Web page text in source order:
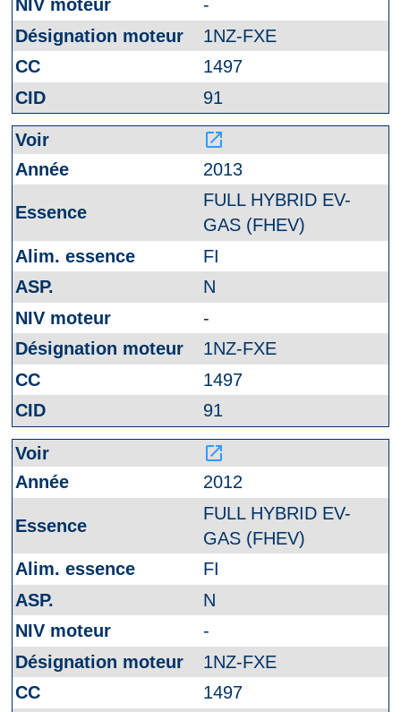
-
1NZ-FXE
1497
91
launch
2013
FULL HYBRID EV-
GAS (FHEV)
FI
N
-
1NZ-FXE
1497
91
launch
2012
FULL HYBRID EV-
GAS (FHEV)
FI
N
-
1NZ-FXE
1497